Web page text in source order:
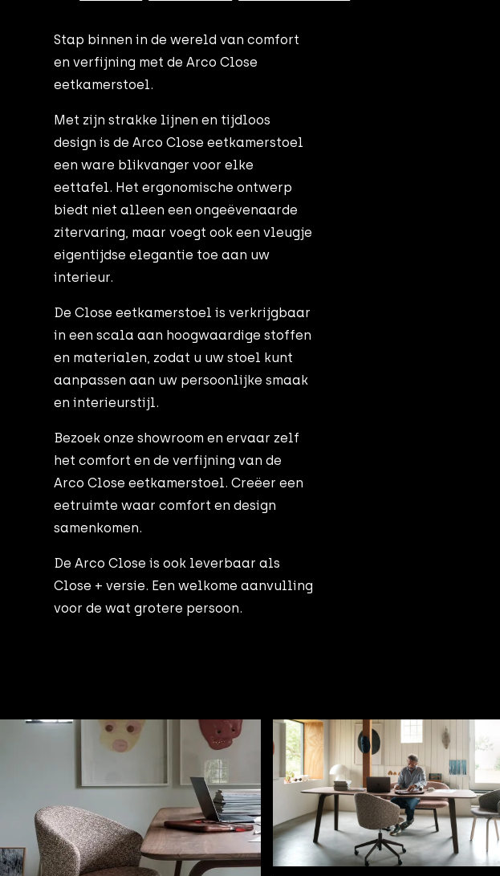
Stap binnen in de wereld van comfort
en verfijning met de Arco Close
eetkamerstoel.
Met zijn strakke lijnen en tijdloos
design is de Arco Close eetkamerstoel
een ware blikvanger voor elke
eettafel. Het ergonomische ontwerp
biedt niet alleen een ongeëvenaarde
zitervaring, maar voegt ook een vleugje
eigentijdse elegantie toe aan uw
interieur.
De Close eetkamerstoel is verkrijgbaar
in een scala aan hoogwaardige stoffen
en materialen, zodat u uw stoel kunt
aanpassen aan uw persoonlijke smaak
en interieurstijl.
Bezoek onze showroom en ervaar zelf
het comfort en de verfijning van de
Arco Close eetkamerstoel. Creëer een
eetruimte waar comfort en design
samenkomen.
De Arco Close is ook leverbaar als
Close + versie. Een welkome aanvulling
voor de wat grotere persoon.